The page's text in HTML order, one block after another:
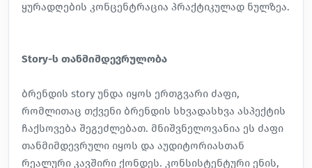
ყურადღების კონცენტრაცია პრაქტიკულად ნულზეა.
Story-ს თანმიმდევრულობა
ბრენდის story უნდა იყოს ერთგვარი ძაფი,
რომლითაც თქვენი ბრენდის სხვადასხვა ასპექტის
ჩაქსოვება შეგეძლებათ. მნიშვნელოვანია ეს ძაფი
თანმიმდევრული იყოს და აუდიტორიასთან
რეალური კავშირი ქონდეს. კონსისტენტური ენის,